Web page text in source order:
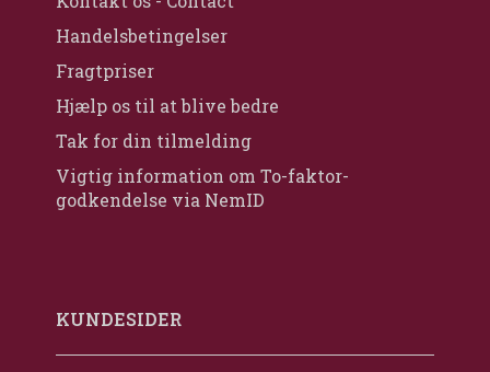
Handelsbetingelser
Fragtpriser
Hjælp os til at blive bedre
Tak for din tilmelding
Vigtig information om To-faktor-
godkendelse via NemID
KUNDESIDER